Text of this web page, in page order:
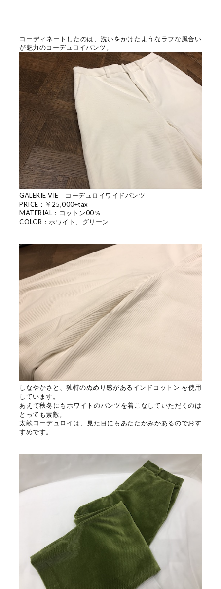
コーディネートしたのは、洗いをかけたようなラフな風合い
が魅力のコーデュロイパンツ。
GALERIE VIE コーデュロイワイドパンツ
PRICE：￥25,000+tax
MATERIAL：コットン00％
COLOR：ホワイト、グリーン
しなやかさと、独特のぬめり感があるインドコットン を使用
しています。
あえて秋冬にもホワイトのパンツを着こなしていただくのは
とっても素敵。
太畝コーデュロイは、見た目にもあたたかみがあるのでおす
すめです。